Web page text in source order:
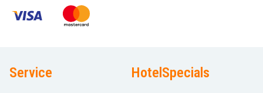
Service HotelSpecials